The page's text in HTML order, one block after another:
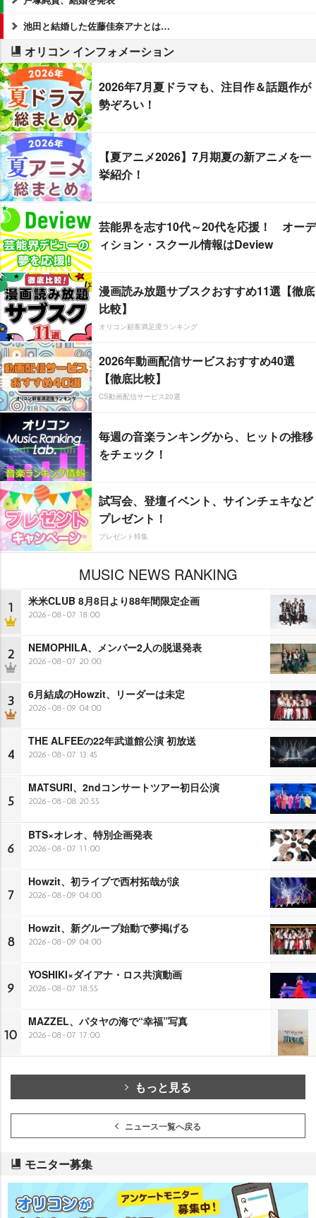
池田と結婚した佐藤佳奈アナとは…
オリコン インフォメーション
2026年7月夏ドラマも、注目作＆話題作が
勢ぞろい！
【夏アニメ2026】7月期夏の新アニメを一
挙紹介！
芸能界を志す10代～20代を応援！ オーデ
ィション・スクール情報はDeview
漫画読み放題サブスクおすすめ11選【徹底
比較】
オリコン顧客満足度ランキング
2026年動画配信サービスおすすめ40選
【徹底比較】
CS動画配信サービス20選
毎週の音楽ランキングから、ヒットの推移
をチェック！
試写会、登壇イベント、サインチェキなど
プレゼント！
プレゼント特集
MUSIC NEWS RANKING
1 米米CLUB 8月8日より88年間限定企画
2026-08-07 18:00
2 NEMOPHILA、メンバー2人の脱退発表
2026-08-07 20:00
3 6月結成のHowzit、リーダーは未定
2026-08-09 04:00
4
THE ALFEEの22年武道館公演 初放送
2026-08-07 13:45
5
MATSURI、2ndコンサートツアー初日公演
2026-08-08 20:55
6
BTS×オレオ、特別企画発表
2026-08-07 11:00
7
Howzit、初ライブで西村拓哉が涙
2026-08-09 04:00
8
Howzit、新グループ始動で夢掲げる
2026-08-09 04:00
9
YOSHIKI×ダイアナ・ロス共演動画
2026-08-07 18:55
10
MAZZEL、パタヤの海で“幸福”写真
2026-08-07 17:00
もっと見る
ニュース一覧へ戻る
モニター募集